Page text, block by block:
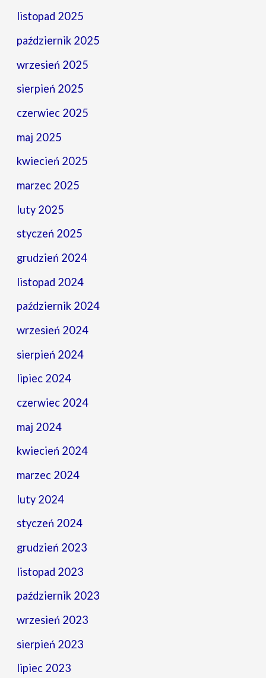
listopad 2025
październik 2025
wrzesień 2025
sierpień 2025
czerwiec 2025
maj 2025
kwiecień 2025
marzec 2025
luty 2025
styczeń 2025
grudzień 2024
listopad 2024
październik 2024
wrzesień 2024
sierpień 2024
lipiec 2024
czerwiec 2024
maj 2024
kwiecień 2024
marzec 2024
luty 2024
styczeń 2024
grudzień 2023
listopad 2023
październik 2023
wrzesień 2023
sierpień 2023
lipiec 2023